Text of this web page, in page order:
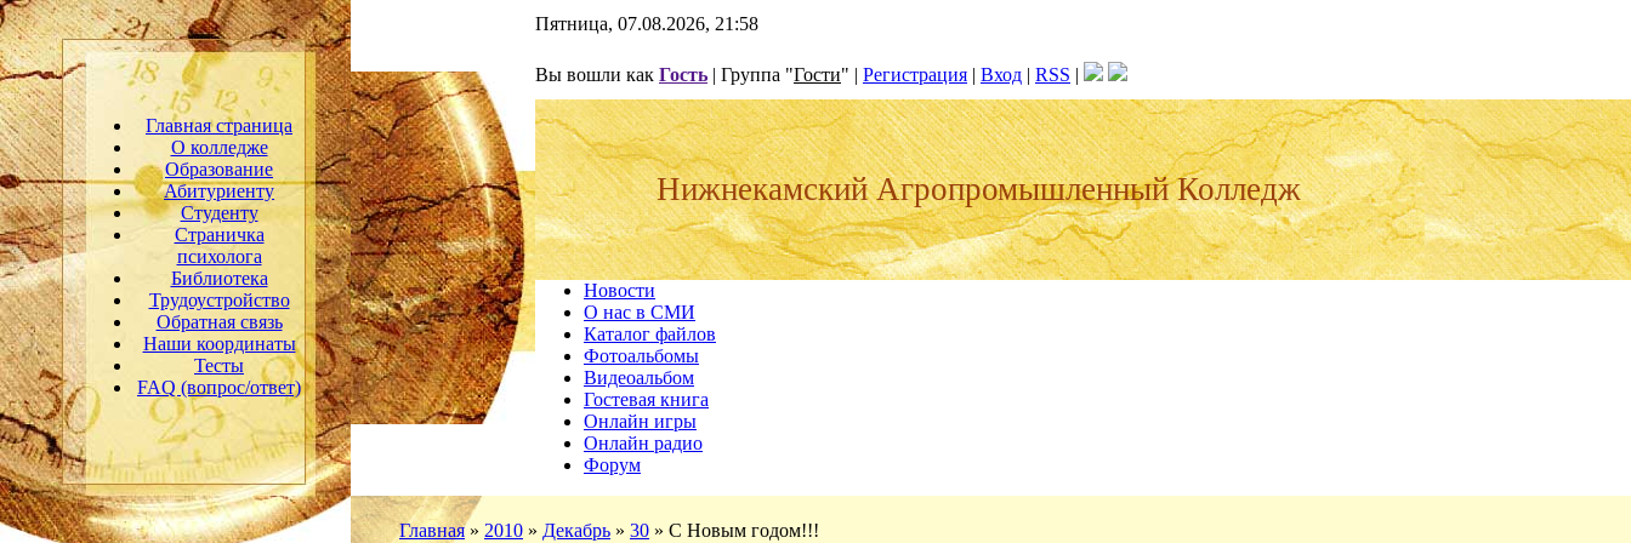
Главная страница
О колледже
Образование
Абитуриенту
Студенту
Страничка
психолога
Библиотека
Трудоустройство
Обратная связь
Наши координаты
Тесты
FAQ (вопрос/ответ)
Пятница, 07.08.2026, 21:58
Вы вошли как Гость | Группа "Гости" | Регистрация | Вход | RSS |
Нижнекамский Агропромышленный Колледж
Новости
О нас в СМИ
Каталог файлов
Фотоальбомы
Видеоальбом
Гостевая книга
Онлайн игры
Онлайн радио
Форум
Главная» 2010 » Декабрь » 30 » С Новым годом!!!